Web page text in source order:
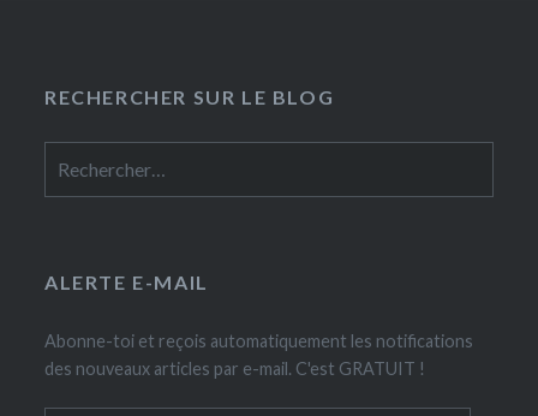
RECHERCHER SUR LE BLOG
ALERTE E-MAIL
Abonne-toi et reçois automatiquement les notifications
des nouveaux articles par e-mail. C'est GRATUIT !